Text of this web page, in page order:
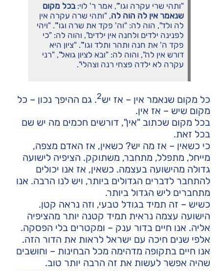
"ותהי שרי עקרה וגו'", אמר ר' לוי:בכל מקום
שנאמר אין לה הוה לה, "ותהי שרה עקרה אין
לה ולד", הוה לה: "וה' פקד את שרה וגו'". "ויהי
לפנינה ילדים ולחנה אין ילדים", והוה לה: "כי
פקד ה' את חנה ותהר ותלד וגו'". "ציון היא
דורש אין לה", והוה לה: "ובא לציון גואל", "רני
עקרה לא ילדה פצחי רנה וצהלי".
כל מקום שנאמר אין – אז יש2. גם ההיפך נכון – כל
מקום שיש – אז אין.
בכל מקום שכתוב "אין", דורשים חכמים מה יש שם
בכל זאת.
כי כשאין – אז מה יש? כשאין, אז האדם מצפה,
מייחל, מתפלל, מתחבר, משתוקק. הציפיה לישועה
גדולה מהישועה בעצמה. כשאין, אז אנו יכולים
להתחבר לדברים הגדולים ביותר, ויש לנו הרבה. אנו
מתחברים ליש הגדול ביותר.
כשיש – זה תמיד בגודל טבעי, וזה נראה קטן.
הישועה עצמה נראית תמיד קטנה יותר מהציפיה
אליה. אנו חיים בדור ענק – ומקטרים בלי הפסקה.
אלפי שנים חיכה עם ישראל לראות את הדור הזה.
אנו חיים בתקופה מדהימה מכל הבחינות – וחושבים
שהיה אפשר לעשות את זה הרבה יותר טוב.